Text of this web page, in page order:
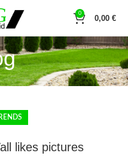
0 0,00 €
likes pictures